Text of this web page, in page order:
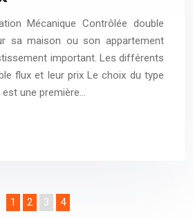
Mécanique Contrôlée double
sa maison ou son appartement
important. Les différents
flux et leur prix Le choix du type
une première…
1 2 3 4